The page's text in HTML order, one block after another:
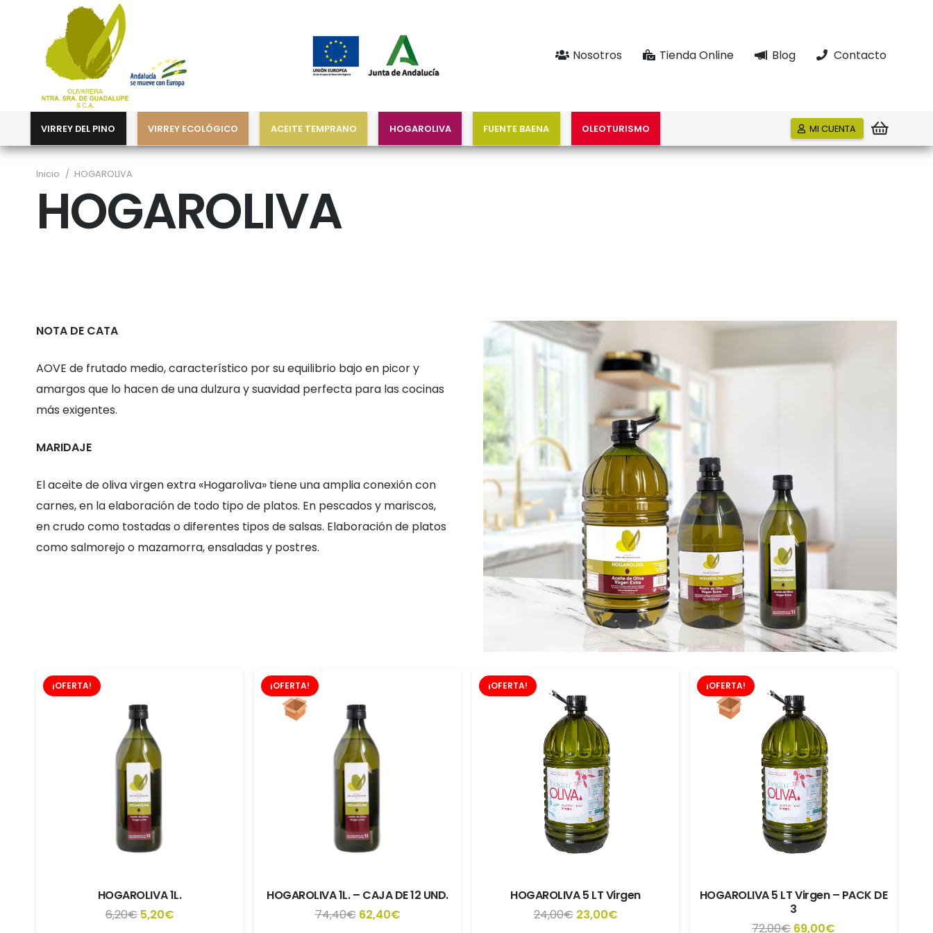
Nosotros Tienda Online Blog Contacto
VIRREY DEL PINO VIRREY ECOLÓGICO ACEITE TEMPRANO HOGAROLIVA FUENTE BAENA OLEOTURISMO MI CUENTA
Inicio / HOGAROLIVA
HOGAROLIVA
NOTA DE CATA
AOVE de frutado medio, característico por su equilibrio bajo en picor y
amargos que lo hacen de una dulzura y suavidad perfecta para las cocinas
más exigentes.
MARIDAJE
El aceite de oliva virgen extra «Hogaroliva» tiene una amplia conexión con
carnes, en la elaboración de todo tipo de platos. En pescados y mariscos,
en crudo como tostadas o diferentes tipos de salsas. Elaboración de platos
como salmorejo o mazamorra, ensaladas y postres.
¡OFERTA!
HOGAROLIVA 1L.
6,20€ El
5,20€El
¡OFERTA!
HOGAROLIVA 1L. – CAJA DE 12 UND.
74,40€ El
62,40€El
¡OFERTA!
HOGAROLIVA 5 LT Virgen
24,00€ El
23,00€El
¡OFERTA!
HOGAROLIVA 5 LT Virgen – PACK DE
3
72,00€ El
69,00€